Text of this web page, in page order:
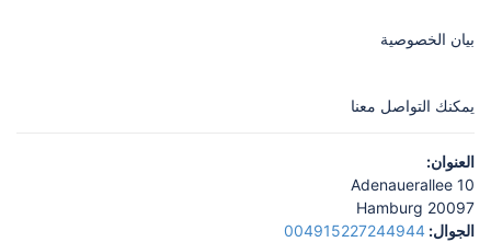
بيان الخصوصية
يمكنك التواصل معنا
العنوان:
Adenauerallee 10
20097 Hamburg
الجوال: 004915227244944